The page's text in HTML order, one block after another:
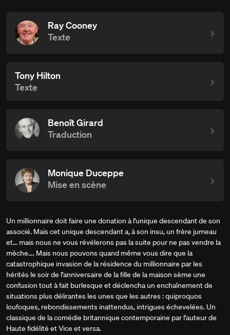
Ray Cooney
Texte
Tony Hilton
Texte
Benoît Girard
Traduction
Monique Duceppe
Mise en scène
Un millionnaire doit faire une donation à l’unique descendant de son
associé. Mais cet unique descendant a, à son insu, un frère jumeau
et… mais nous ne vous révélerons pas la suite pour ne pas vendre la
mèche…. Mais nous pouvons quand même vous dire que la
catastrophique invasion de la résidence du millionnaire par les
hérités le soir de l’anniversaire de la fille de la maison sème une
confusion tout à fait burlesque et déclencha un enchaînement de
situations plus délirantes les unes que les autres : quiproquos
loufoques, rebondissements inattendus, intrigues échevelées. Un
classique de la comédie britannique contemporaine par l’auteur de
Haute fidélité et Vice et versa.